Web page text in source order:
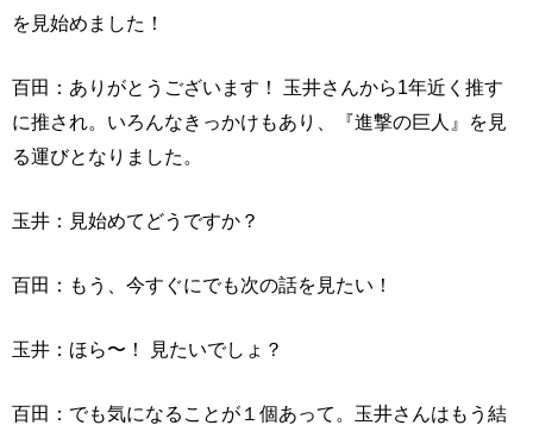
を見始めました！
百田：ありがとうございます！ 玉井さんから1年近く推す
に推され。いろんなきっかけもあり、『進撃の巨人』を見
る運びとなりました。
玉井：見始めてどうですか？
百田：もう、今すぐにでも次の話を見たい！
玉井：ほら〜！ 見たいでしょ？
百田：でも気になることが１個あって。玉井さんはもう結